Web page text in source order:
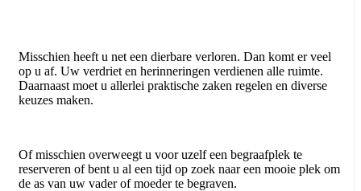
Misschien heeft u net een dierbare verloren. Dan komt er veel
op u af. Uw verdriet en herinneringen verdienen alle ruimte.
Daarnaast moet u allerlei praktische zaken regelen en diverse
keuzes maken.
Of misschien overweegt u voor uzelf een begraafplek te
reserveren of bent u al een tijd op zoek naar een mooie plek om
de as van uw vader of moeder te begraven.